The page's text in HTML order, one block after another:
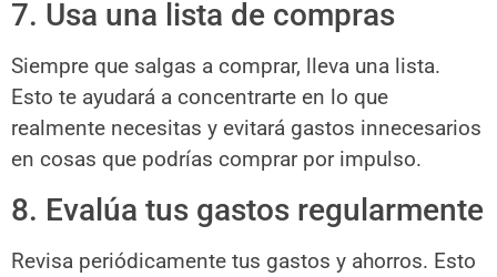
7. Usa una lista de compras
Siempre que salgas a comprar, lleva una lista.
Esto te ayudará a concentrarte en lo que
realmente necesitas y evitará gastos innecesarios
en cosas que podrías comprar por impulso.
8. Evalúa tus gastos regularmente
Revisa periódicamente tus gastos y ahorros. Esto